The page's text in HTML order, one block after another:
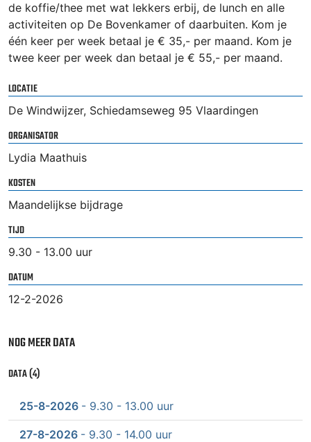
de koffie/thee met wat lekkers erbij, de lunch en alle
activiteiten op De Bovenkamer of daarbuiten. Kom je
één keer per week betaal je € 35,- per maand. Kom je
twee keer per week dan betaal je € 55,- per maand.
LOCATIE
De Windwijzer, Schiedamseweg 95 Vlaardingen
ORGANISATOR
Lydia Maathuis
KOSTEN
Maandelijkse bijdrage
TIJD
9.30 - 13.00 uur
DATUM
12-2-2026
NOG MEER DATA
DATA (4)
25-8-2026 - 9.30 - 13.00 uur
27-8-2026 - 9.30 - 14.00 uur